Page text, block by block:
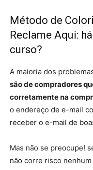
Método de
Reclame Aqui:
curso?
A maioria dos
são de compradores
corretamente na
o endereço de e-mail
receber o e-mail de
Mas não se preocupe!
não corre risco